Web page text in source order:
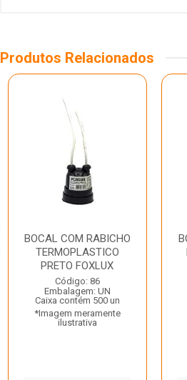
Produtos Relacionados
BOCAL COM RABICHO
TERMOPLASTICO
PRETO FOXLUX
Código: 86
Embalagem: UN
Caixa contém 500 un
*Imagem meramente
ilustrativa